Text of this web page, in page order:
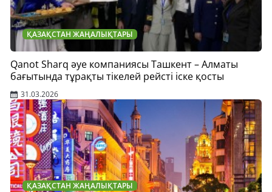
ҚАЗАҚСТАН ЖАҢАЛЫҚТАРЫ
Qanot Sharq әуе компаниясы Ташкент – Алматы
бағытында тұрақты тікелей рейсті іске қосты
31.03.2026
ҚАЗАҚСТАН ЖАҢАЛЫҚТАРЫ